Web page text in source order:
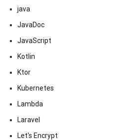
java
JavaDoc
JavaScript
Kotlin
Ktor
Kubernetes
Lambda
Laravel
Let's Encrypt